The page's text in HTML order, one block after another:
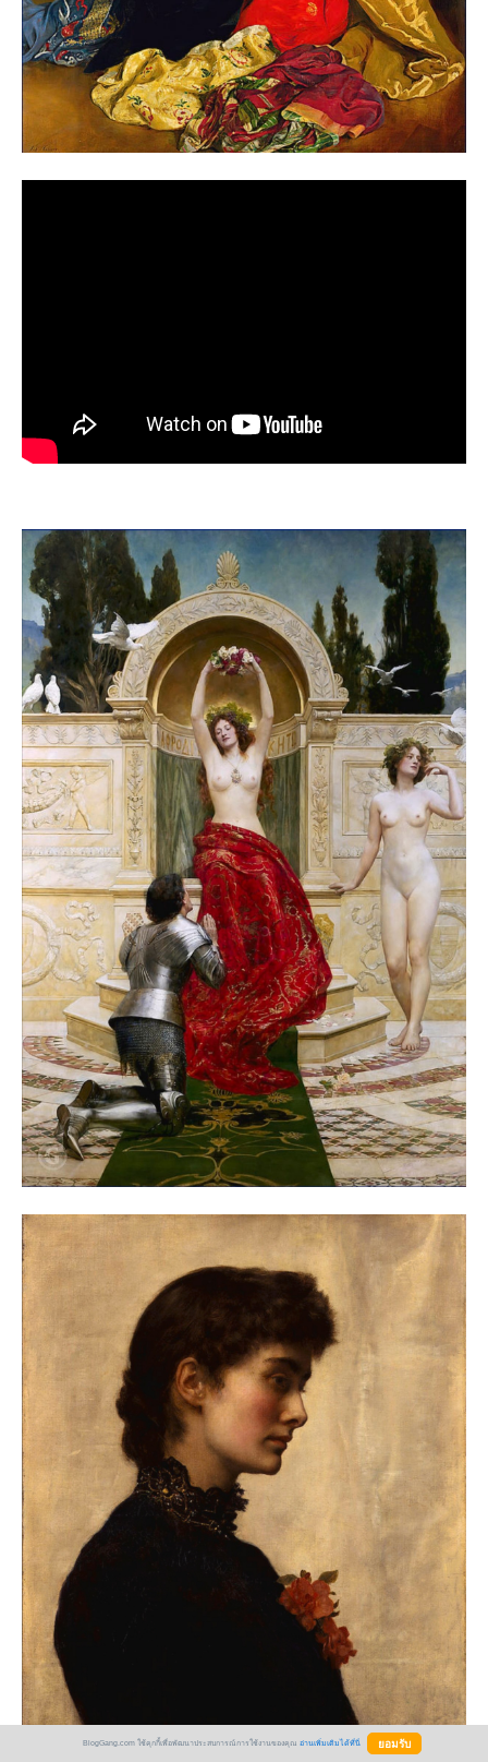
BlogGang.com ใช้คุกกี้เพื่อพัฒนาประสบการณ์การใช้งานของคุณ อ่านเพิ่มเติมได้ที่นี่